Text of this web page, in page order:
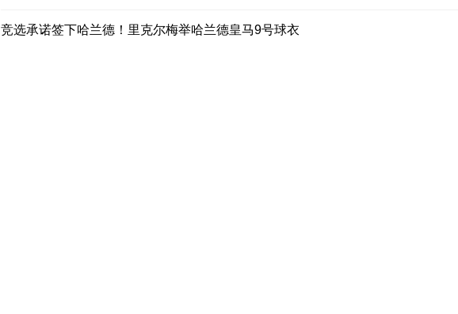
竞选承诺签下哈兰德！里克尔梅举哈兰德皇马9号球衣